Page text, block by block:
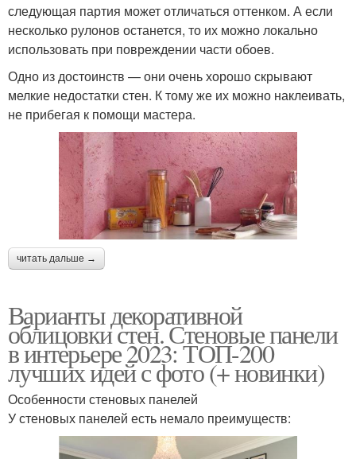
следующая партия может отличаться оттенком. А если
несколько рулонов останется, то их можно локально
использовать при повреждении части обоев.
Одно из достоинств — они очень хорошо скрывают
мелкие недостатки стен. К тому же их можно наклеивать,
не прибегая к помощи мастера.
читать дальше →
Варианты декоративной
облицовки стен. Стеновые панели
в интерьере 2023: ТОП-200
лучших идей с фото (+ новинки)
Особенности стеновых панелей
У стеновых панелей есть немало преимуществ: